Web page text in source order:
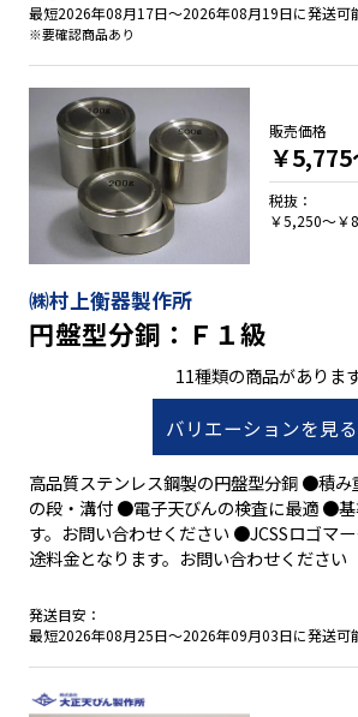
最短2026年08月17日～2026年08月19日に発送可
※要確認商品あり
㈱村上衡器製作所
円盤型分銅：Ｆ１級
11種類の商品がありま
バリエーションを見る
高品質ステンレス鋼製の円盤型分銅 ●積み
の段・溝付 ●電子天びんの検査に最適 ●
す。お問い合わせください ●JCSSロゴマ
途料金となります。お問い合わせください
発送目安：
最短2026年08月25日～2026年09月03日に発送可
販売価格
￥
税抜：
￥5,250～￥